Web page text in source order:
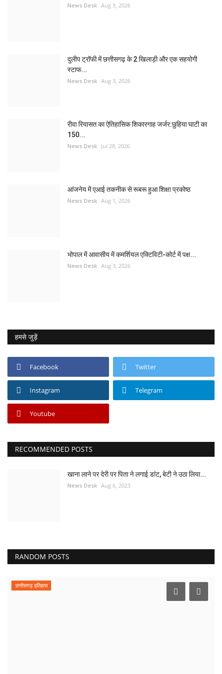
News Desk Aug 3, 2026
दुलीप ट्रॉफी में छत्तीसगढ़ के 2 खिलाड़ी और एक सहयोगी
स्टाफ...
News Desk Aug 3, 2026
रीवा रियासत का ऐतिहासिक शिकारगाह जर्जर:छुहिया घाटी का
150...
News Desk Jul 28, 2026
आंजनेय में एआई तकनीक से रूबरू हुआ शिक्षा प्रकोष्ठ
News Desk Aug 1, 2026
भोपाल में आवासीय में कमर्शियल एक्टिविटी-कोर्ट में पक्ष...
News Desk Aug 3, 2026
हमसे जुड़ें
Facebook Twitter
Instagram Telegram
Youtube
RECOMMENDED POSTS
खाना लाने पर देरी पर पिता ने लगाई डांट, बेटी ने उठा लिया...
News Desk Aug 6, 2023
RANDOM POSTS
छत्तीसगढ़ इतिहास